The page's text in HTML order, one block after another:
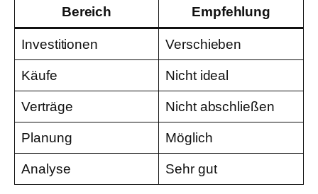
Bereich Empfehlung
Investitionen Verschieben
Käufe Nicht ideal
Verträge Nicht abschließen
Planung Möglich
Analyse Sehr gut